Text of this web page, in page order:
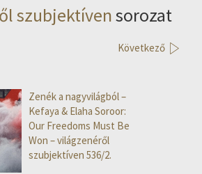
szubjektívensorozat
Következő
Zenék a nagyvilágból –
Kefaya & Elaha Soroor:
Our Freedoms Must Be
Won – világzenéről
szubjektíven 536/2.